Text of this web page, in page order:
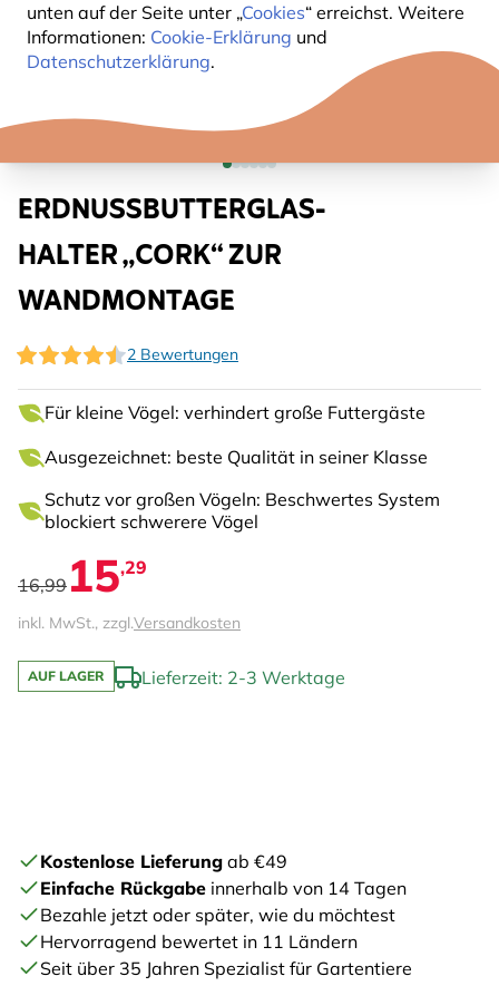
unten auf der Seite unter „Cookies“ erreichst. Weitere
Informationen: Cookie-Erklärung und
Datenschutzerklärung.
ERDNUSSBUTTERGLAS-
HALTER „CORK“ ZUR
WANDMONTAGE
2 Bewertungen
Für kleine Vögel: verhindert große Futtergäste
Ausgezeichnet: beste Qualität in seiner Klasse
Schutz vor großen Vögeln: Beschwertes System
blockiert schwerere Vögel
16,99 15,29
inkl. MwSt., zzgl.Versandkosten
AUF LAGER Lieferzeit: 2-3 Werktage
Kostenlose Lieferung ab €49
Einfache Rückgabe innerhalb von 14 Tagen
Bezahle jetzt oder später, wie du möchtest
Hervorragend bewertet in 11 Ländern
Seit über 35 Jahren Spezialist für Gartentiere